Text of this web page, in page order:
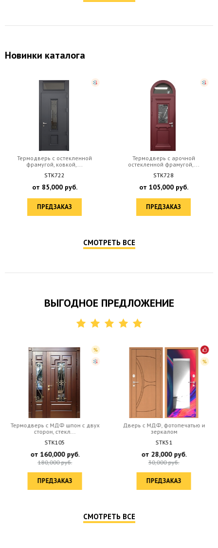
Новинки каталога
Термодверь с остекленной
фрамугой, ковкой,...
STK722
от 85,000руб.
ПРЕДЗАКАЗ
Термодверь с арочной
остекленной фрамугой,...
STK728
от 105,000руб.
ПРЕДЗАКАЗ
СМОТРЕТЬ ВСЕ
ВЫГОДНОЕ ПРЕДЛОЖЕНИЕ
Термодверь c МДФ шпон с двух
сторон, стекл...
STK105
от 160,000руб.
180,000руб.
ПРЕДЗАКАЗ
Дверь c МДФ, фотопечатью и
зеркалом
STK51
от 28,000руб.
30,000руб.
ПРЕДЗАКАЗ
СМОТРЕТЬ ВСЕ